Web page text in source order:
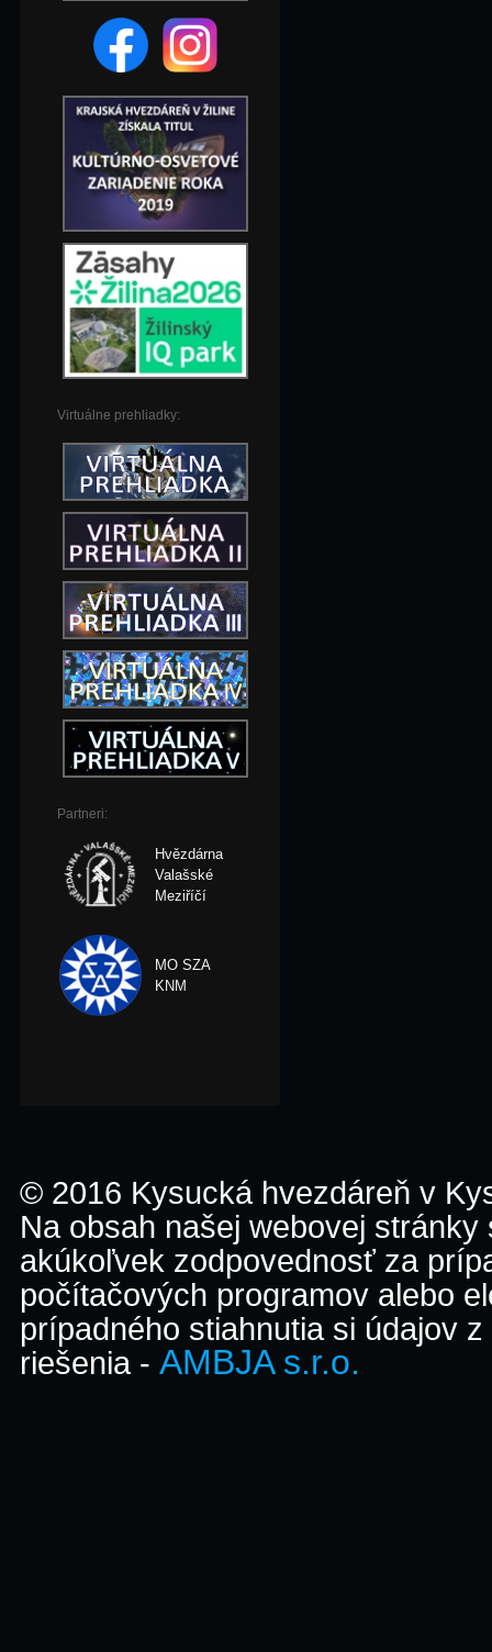
Virtuálne prehliadky:
Partneri:
Hvězdárna
Valašské
Meziříčí
MO SZA
KNM
© 2016 Kysucká hvezdáreň v
Na obsah našej webovej
akúkoľvek zodpovednosť za
počítačových programov alebo
prípadného stiahnutia si údajov
riešenia - AMBJA s.r.o.